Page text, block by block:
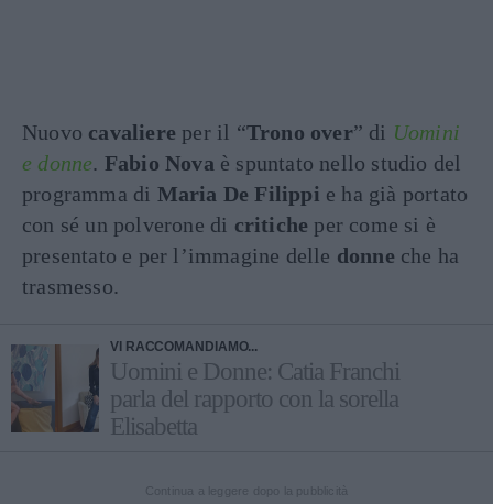
Nuovo cavaliere per il “Trono over” di Uomini
e donne. Fabio Nova è spuntato nello studio del
programma di Maria De Filippi e ha già portato
con sé un polverone di critiche per come si è
presentato e per l’immagine delle donne che ha
trasmesso.
VI RACCOMANDIAMO...
Uomini e Donne: Catia Franchi
parla del rapporto con la sorella
Elisabetta